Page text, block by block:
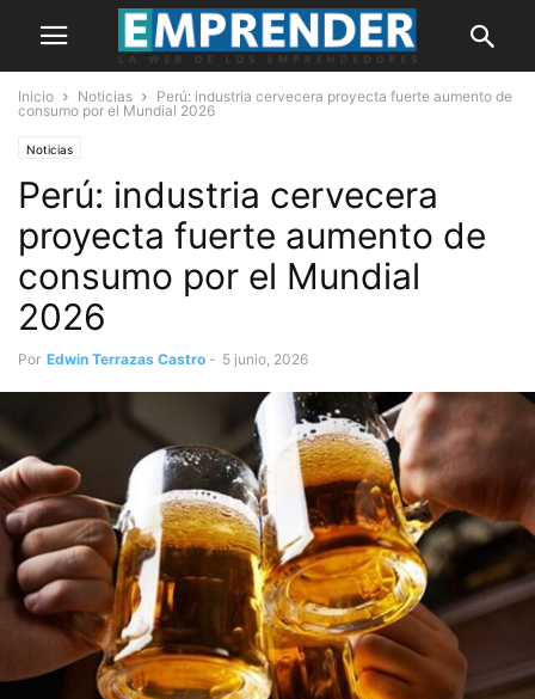
Inicio Noticias
Perú: industria cervecera proyecta fuerte aumento de
consumo por el Mundial 2026
Noticias
Perú: industria cervecera
proyecta fuerte aumento de
consumo por el Mundial
2026
Por Edwin Terrazas Castro - 5 junio, 2026